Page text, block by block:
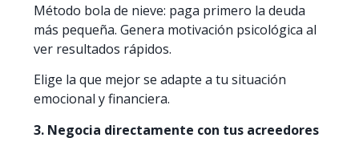
Método bola de nieve: paga primero la deuda
más pequeña. Genera motivación psicológica al
ver resultados rápidos.
Elige la que mejor se adapte a tu situación
emocional y financiera.
3. Negocia directamente con tus acreedores